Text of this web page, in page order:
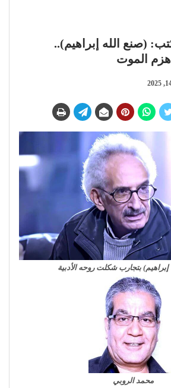
(صنع الله إبراهيم)..
الموت
إبراهيم) بتجارب شكلت روحه الأدبية
محمد الروبي